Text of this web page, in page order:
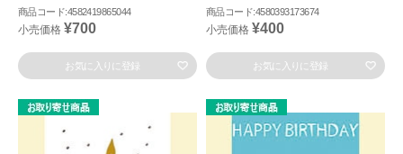
商品コード:4582419865044
小売価格 ¥700
お気に入りに登録
商品コード:4580393173674
小売価格 ¥400
お気に入りに登録